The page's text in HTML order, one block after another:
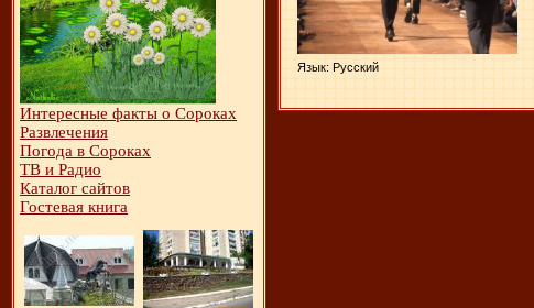
Интересные факты о Сороках
Развлечения
Погода в Сороках
ТВ и Радио
Каталог сайтов
Гостевая книга
Язык: Русский